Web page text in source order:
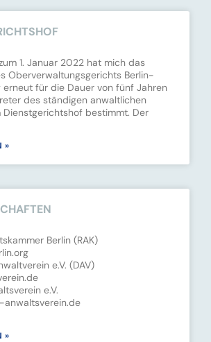
1. Januar 2022 hat mich das
Oberverwaltungsgerichts Berlin-
erneut für die Dauer von fünf Jahren
des ständigen anwaltlichen
Dienstgerichtshof bestimmt. Der
»
Berlin (RAK)
e.V. (DAV)
e.V.
»